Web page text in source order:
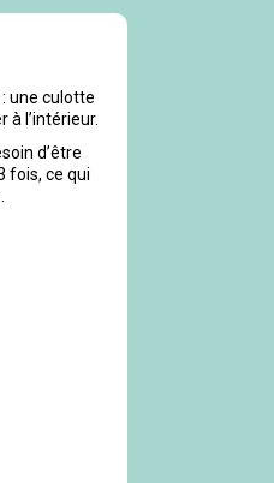
une culotte
l’intérieur.
d’être
fois, ce qui